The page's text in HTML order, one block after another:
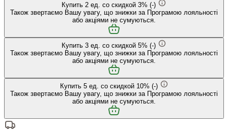
Купить 2 ед. со скидкой 3% (-)
Також звертаємо Вашу увагу, що знижки за Програмою лояльності
або акціями не сумуються.
Купить 3 ед. со скидкой 5% (-)
Також звертаємо Вашу увагу, що знижки за Програмою лояльності
або акціями не сумуються.
Купить 5ед. со скидкой 10% (-)
Також звертаємо Вашу увагу, що знижки за Програмою лояльності
або акціями не сумуються.